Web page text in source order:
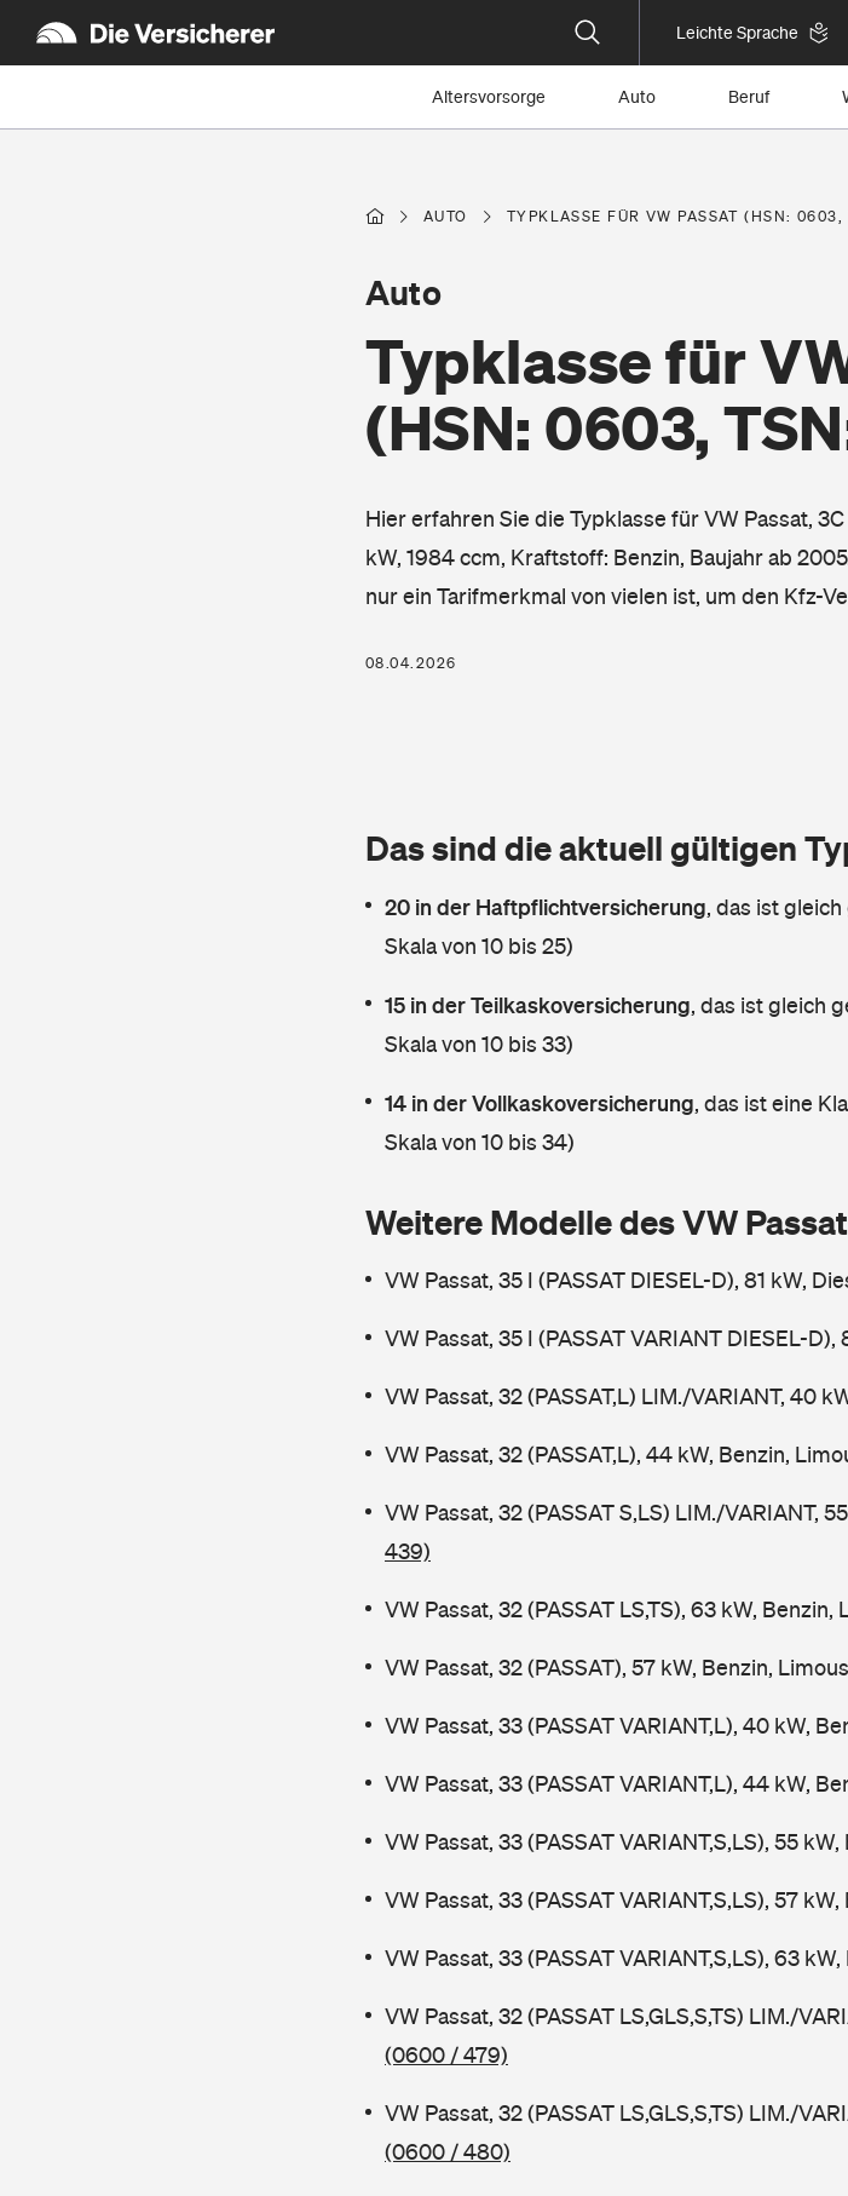
Leichte Sprache
Altersvorsorge Auto Beruf
AUTO TYPKLASSE FÜR VW PASSAT (HSN: 0603,
Typklasse für
(HSN: 0603,
Auto
Hier erfahren Sie die Typklasse für VW Passat,
kW, 1984 ccm, Kraftstoff: Benzin, Baujahr ab
nur ein Tarifmerkmal von vielen ist, um den Kfz-
08.04.2026
Das sind die aktuell gültigen
20 in der Haftpflichtversicherung, das ist
Skala von 10 bis 25)
15 in der Teilkaskoversicherung, das ist gleich
Skala von 10 bis 33)
14 in der Vollkaskoversicherung, das ist eine
Skala von 10 bis 34)
Weitere Modelle des VW
VW Passat, 35 I (PASSAT DIESEL-D), 81 kW,
VW Passat, 35 I (PASSAT VARIANT DIESEL-
VW Passat, 32 (PASSAT,L) LIM./VARIANT, 40
VW Passat, 32 (PASSAT,L), 44 kW, Benzin,
VW Passat, 32 (PASSAT S,LS) LIM./VARIANT,
439)
VW Passat, 32 (PASSAT LS,TS), 63 kW, Benzin,
VW Passat, 32 (PASSAT), 57 kW, Benzin,
VW Passat, 33 (PASSAT VARIANT,L), 40 kW,
VW Passat, 33 (PASSAT VARIANT,L), 44 kW,
VW Passat, 33 (PASSAT VARIANT,S,LS), 55
VW Passat, 33 (PASSAT VARIANT,S,LS), 57
VW Passat, 33 (PASSAT VARIANT,S,LS), 63
VW Passat, 32 (PASSAT LS,GLS,S,TS) LIM./
(0600 / 479)
VW Passat, 32 (PASSAT LS,GLS,S,TS) LIM./
(0600 / 480)